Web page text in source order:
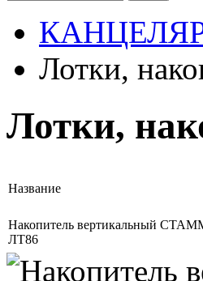
Лотки,
Лотки,
Название
Накопитель вертикальный
ЛТ86